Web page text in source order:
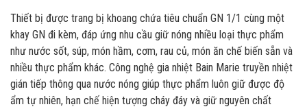
Thiết bị được trang bị khoang chứa tiêu chuẩn GN 1/1 cùng một
khay GN đi kèm, đáp ứng nhu cầu giữ nóng nhiều loại thực phẩm
như nước sốt, súp, món hầm, cơm, rau củ, món ăn chế biến sẵn và
nhiều thực phẩm khác. Công nghệ gia nhiệt Bain Marie truyền nhiệt
gián tiếp thông qua nước nóng giúp thực phẩm luôn giữ được độ
ẩm tự nhiên, hạn chế hiện tượng cháy đáy và giữ nguyên chất